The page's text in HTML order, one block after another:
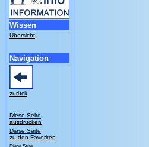
Wissen
Übersicht
Navigation
zurück
Diese Seite
ausdrucken
Diese Seite
zu den Favoriten
Diese Seite